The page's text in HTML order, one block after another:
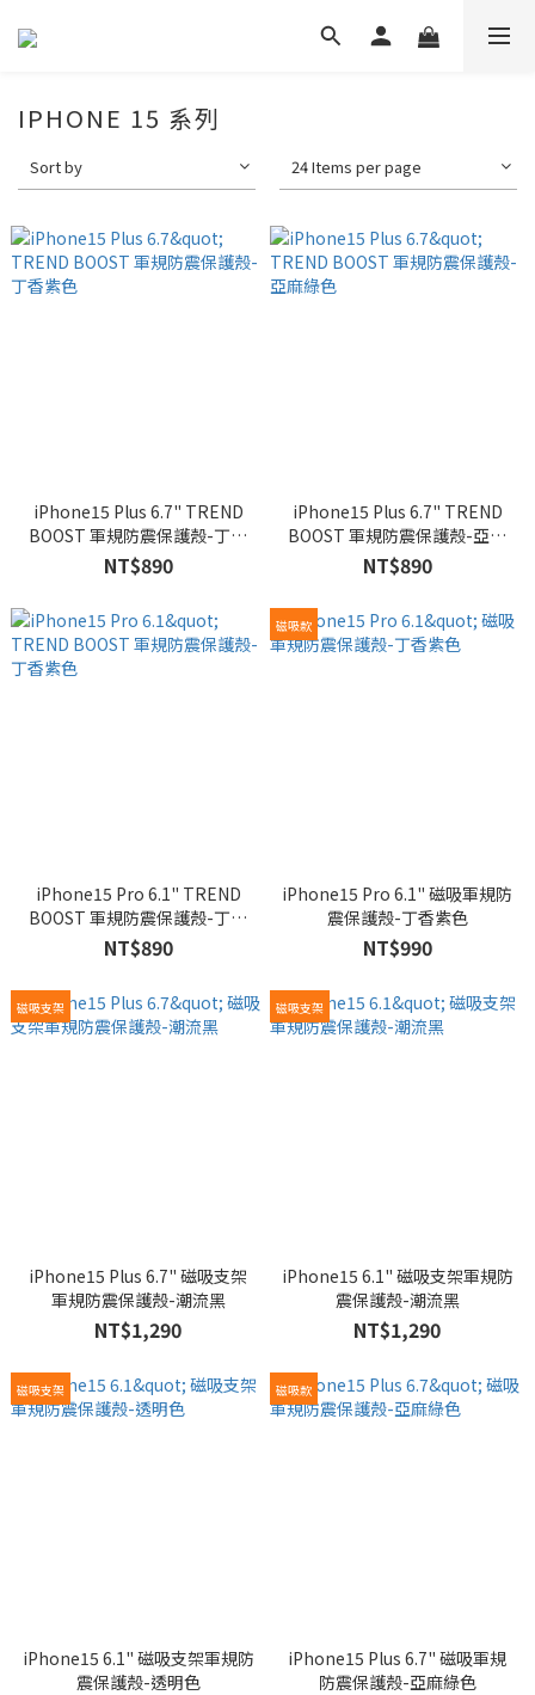
IPHONE 15 系列
Sort by 24 Items per page
iPhone15 Plus 6.7" TREND
BOOST 軍規防震保護殼-丁香
紫色
NT$890
iPhone15 Plus 6.7" TREND
BOOST 軍規防震保護殼-亞麻
綠色
NT$890
iPhone15 Pro 6.1" TREND
BOOST 軍規防震保護殼-丁香
紫色
NT$890
磁吸款
iPhone15 Pro 6.1" 磁吸軍規防
震保護殼-丁香紫色
NT$990
磁吸支架
iPhone15 Plus 6.7" 磁吸支架
軍規防震保護殼-潮流黑
NT$1,290
磁吸支架
iPhone15 6.1" 磁吸支架軍規防
震保護殼-潮流黑
NT$1,290
磁吸支架
iPhone15 6.1" 磁吸支架軍規防
震保護殼-透明色
磁吸款
iPhone15 Plus 6.7" 磁吸軍規
防震保護殼-亞麻綠色